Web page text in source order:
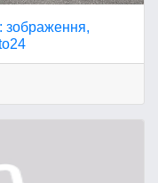
зображення,